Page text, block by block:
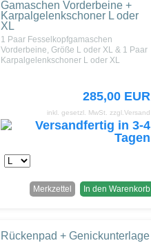
Gamaschen Vorderbeine +
Karpalgelenkschoner L oder
XL
1 Paar Fesselkopfgamaschen
Vorderbeine, Größe L oder XL & 1 Paar
Karpalgelenkschoner L oder XL
285,00 EUR
inkl. gesetzl. MwSt. zzgl.Versand
In den Warenkorb
Merkzettel
Rückenpad + Genickunterlage